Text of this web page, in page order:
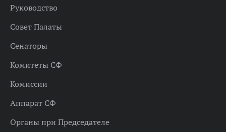
Руководство
Совет Палаты
Сенаторы
Комитеты СФ
Комиссии
Аппарат СФ
Органы при Председателе